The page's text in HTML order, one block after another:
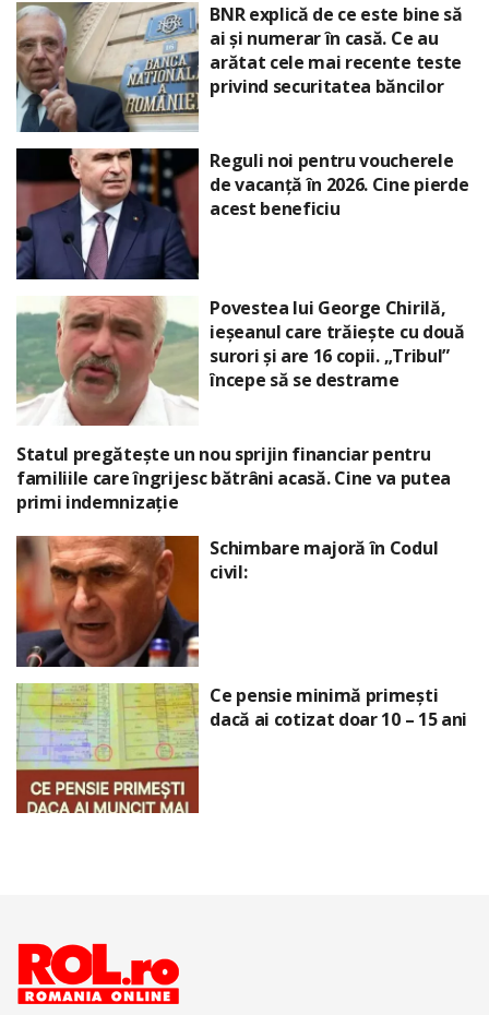
BNR explică de ce este bine să
ai și numerar în casă. Ce au
arătat cele mai recente teste
privind securitatea băncilor
Reguli noi pentru voucherele
de vacanță în 2026. Cine pierde
acest beneficiu
Povestea lui George Chirilă,
ieșeanul care trăiește cu două
surori și are 16 copii. „Tribul”
începe să se destrame
Statul pregătește un nou sprijin financiar pentru
familiile care îngrijesc bătrâni acasă. Cine va putea
primi indemnizație
Schimbare majoră în Codul
civil:
Ce pensie minimă primești
dacă ai cotizat doar 10 – 15 ani